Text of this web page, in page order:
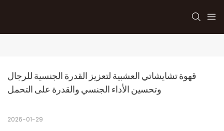
قهوة تشايشاتي العشبية لتعزيز القدرة الجنسية للرجال
وتحسين الأداء الجنسي والقدرة على التحمل
2026-01-29